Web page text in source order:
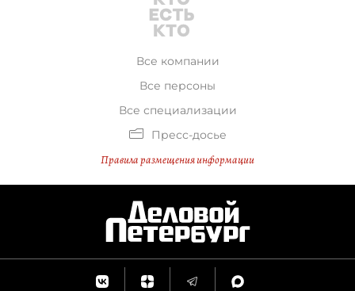
Все компании
Все персоны
Все специализации
Пресс-досье
Правила размещения информации